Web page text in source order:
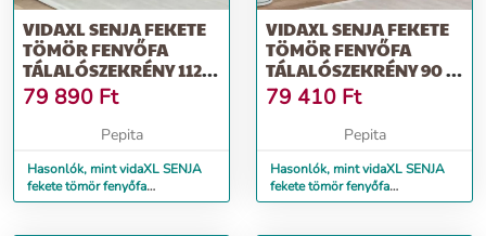
VIDAXL SENJA FEKETE
TÖMÖR FENYŐFA
TÁLALÓSZEKRÉNY 112 X
40 X 80 CM
79 890 Ft
Pepita
Hasonlók, mint vidaXL SENJA
fekete tömör fenyőfa
tálalószekrény 112 x 40 x 80 cm
VIDAXL SENJA FEKETE
TÖMÖR FENYŐFA
TÁLALÓSZEKRÉNY 90 X
40 X 112 CM
79 410 Ft
Pepita
Hasonlók, mint vidaXL SENJA
fekete tömör fenyőfa
tálalószekrény 90 x 40 x 112 cm